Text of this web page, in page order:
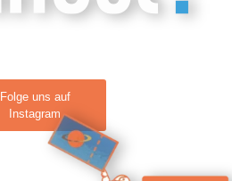
Folge uns auf
Instagram